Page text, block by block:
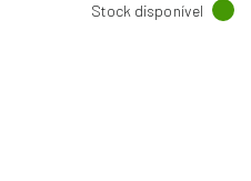
Stock disponível